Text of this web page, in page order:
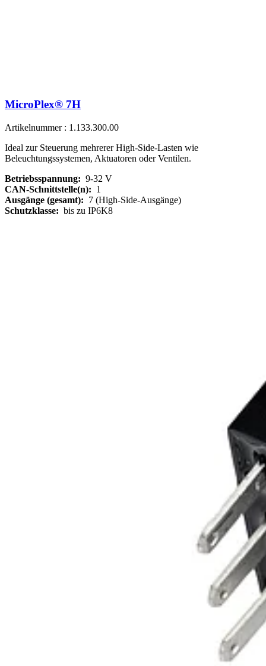
MicroPlex® 7H
Artikelnummer : 1.133.300.00
Ideal zur Steuerung mehrerer High-Side-Lasten wie
Beleuchtungssystemen, Aktuatoren oder Ventilen.
Betriebsspannung: 9-32 V
CAN-Schnittstelle(n): 1
Ausgänge (gesamt): 7 (High-Side-Ausgänge)
Schutzklasse: bis zu IP6K8